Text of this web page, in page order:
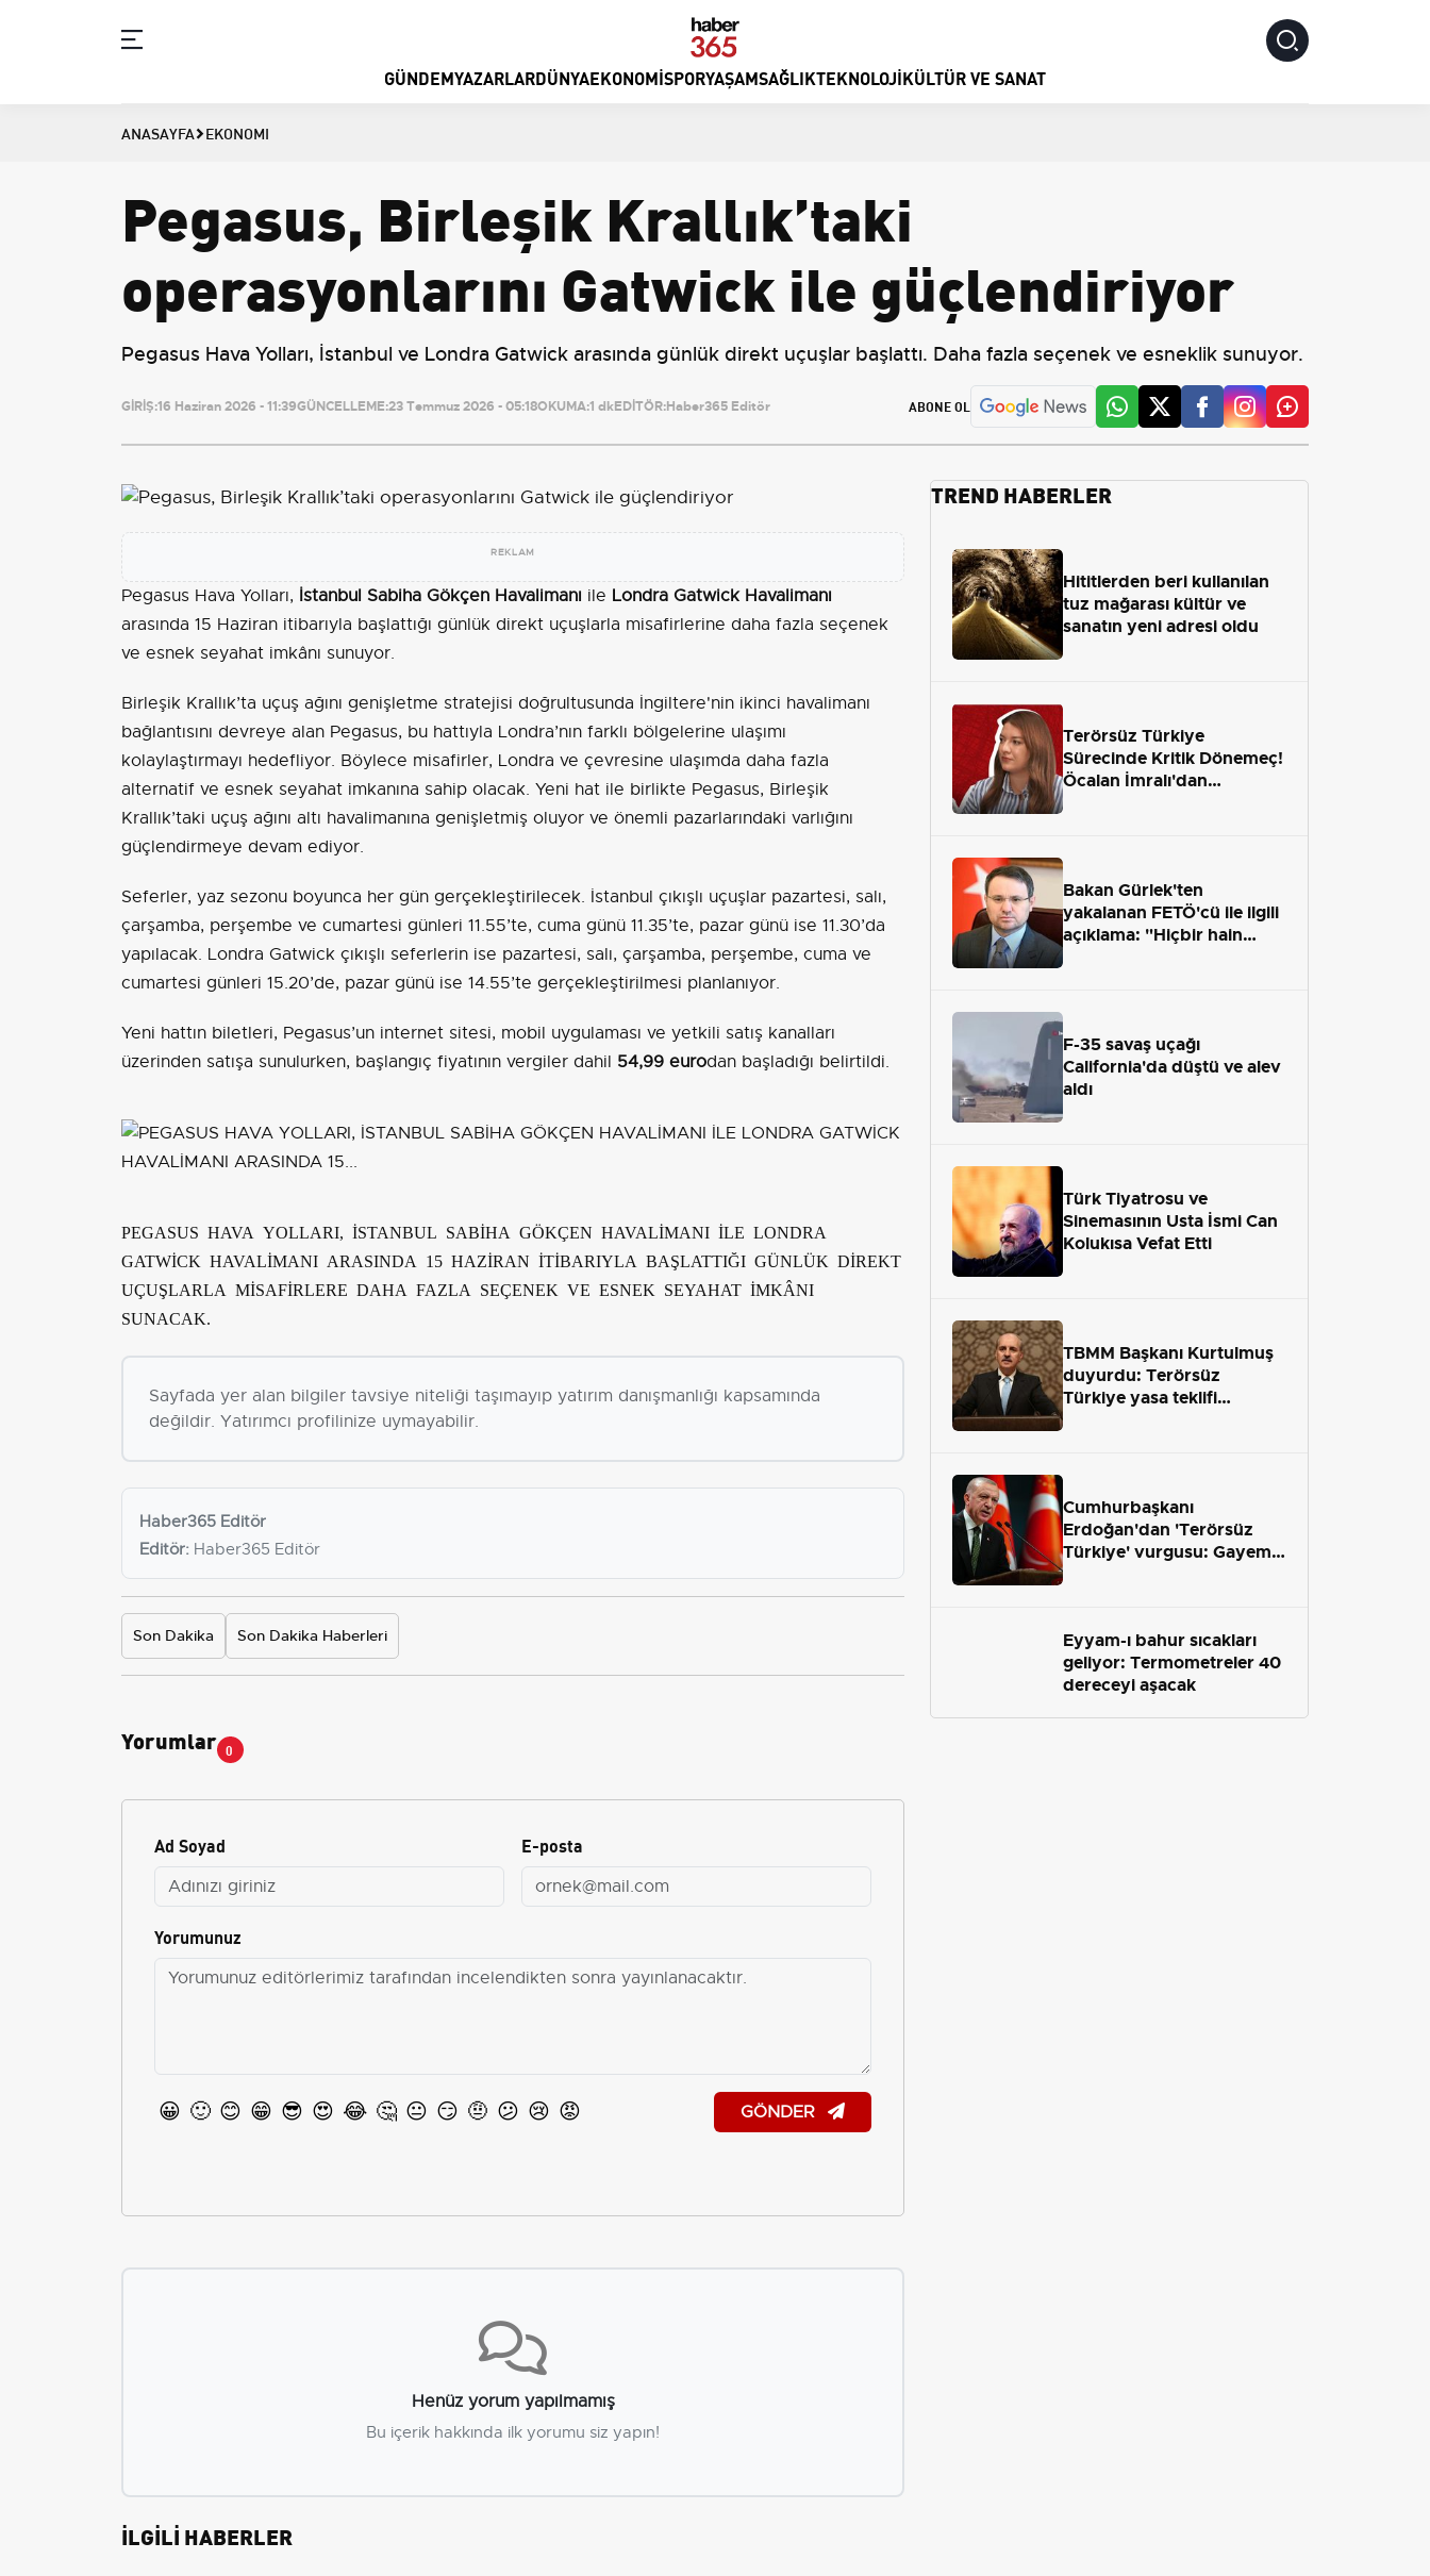
GÜNDEMYAZARLARDÜNYAEKONOMISPORYAŞAMSAĞLIKTEKNOLOJIKÜLTÜR VE SANAT
ANASAYFA EKONOMI
Pegasus, Birleşik Krallık’taki
operasyonlarını Gatwick ile güçlendiriyor
Pegasus Hava Yolları, İstanbul ve Londra Gatwick arasında günlük direkt uçuşlar başlattı. Daha fazla seçenek ve esneklik sunuyor.
GİRİŞ:16 Haziran 2026 - 11:39GÜNCELLEME:23 Temmuz 2026 - 05:18OKUMA:1 dkEDİTÖR:Haber365 Editör ABONE OL
REKLAM
Pegasus Hava Yolları, İstanbul Sabiha Gökçen Havalimanı ile Londra Gatwick Havalimanı
arasında 15 Haziran itibarıyla başlattığı günlük direkt uçuşlarla misafirlerine daha fazla seçenek
ve esnek seyahat imkânı sunuyor.
Birleşik Krallık’ta uçuş ağını genişletme stratejisi doğrultusunda İngiltere'nin ikinci havalimanı
bağlantısını devreye alan Pegasus, bu hattıyla Londra’nın farklı bölgelerine ulaşımı
kolaylaştırmayı hedefliyor. Böylece misafirler, Londra ve çevresine ulaşımda daha fazla
alternatif ve esnek seyahat imkanına sahip olacak. Yeni hat ile birlikte Pegasus, Birleşik
Krallık’taki uçuş ağını altı havalimanına genişletmiş oluyor ve önemli pazarlarındaki varlığını
güçlendirmeye devam ediyor.
Seferler, yaz sezonu boyunca her gün gerçekleştirilecek. İstanbul çıkışlı uçuşlar pazartesi, salı,
çarşamba, perşembe ve cumartesi günleri 11.55’te, cuma günü 11.35’te, pazar günü ise 11.30’da
yapılacak. Londra Gatwick çıkışlı seferlerin ise pazartesi, salı, çarşamba, perşembe, cuma ve
cumartesi günleri 15.20’de, pazar günü ise 14.55’te gerçekleştirilmesi planlanıyor.
Yeni hattın biletleri, Pegasus’un internet sitesi, mobil uygulaması ve yetkili satış kanalları
üzerinden satışa sunulurken, başlangıç fiyatının vergiler dahil 54,99 eurodan başladığı belirtildi.
PEGASUS HAVA YOLLARI, İSTANBUL SABİHA GÖKÇEN HAVALİMANI İLE LONDRA
GATWİCK HAVALİMANI ARASINDA 15 HAZİRAN İTİBARIYLA BAŞLATTIĞI GÜNLÜK DİREKT
UÇUŞLARLA MİSAFİRLERE DAHA FAZLA SEÇENEK VE ESNEK SEYAHAT İMKÂNI
SUNACAK.
Sayfada yer alan bilgiler tavsiye niteliği taşımayıp yatırım danışmanlığı kapsamında
değildir. Yatırımcı profilinize uymayabilir.
Haber365 Editör
Editör: Haber365 Editör
Son Dakika Son Dakika Haberleri
Yorumlar 0
Ad Soyad E-posta
Yorumunuz
😀 🙂 😊 😁 😎 😍 😂 🤔 😐 😏 🤨 😕 😢 😡 GÖNDER
Henüz yorum yapılmamış
Bu içerik hakkında ilk yorumu siz yapın!
İLGİLİ HABERLER
TREND HABERLER
Hititlerden beri kullanılan
tuz mağarası kültür ve
sanatın yeni adresi oldu
Terörsüz Türkiye
Sürecinde Kritik Dönemeç!
Öcalan İmralı'dan
Bakan Gürlek'ten
yakalanan FETÖ'cü ile ilgili
açıklama: "Hiçbir hain
F-35 savaş uçağı
California'da düştü ve alev
aldı
Türk Tiyatrosu ve
Sinemasının Usta İsmi Can
Kolukısa Vefat Etti
TBMM Başkanı Kurtulmuş
duyurdu: Terörsüz
Türkiye yasa teklifi
Cumhurbaşkanı
Erdoğan'dan 'Terörsüz
Türkiye' vurgusu: Gayemiz
Eyyam-ı bahur sıcakları
geliyor: Termometreler 40
dereceyi aşacak